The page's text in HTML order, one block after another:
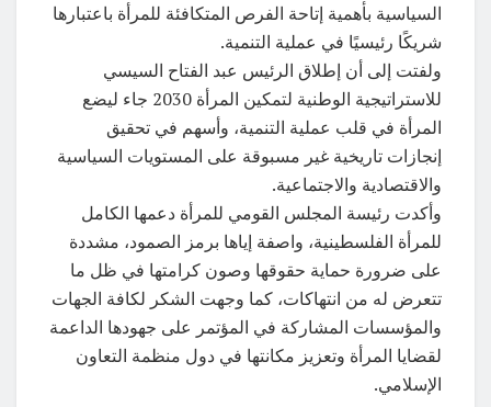
السياسية بأهمية إتاحة الفرص المتكافئة للمرأة باعتبارها
شريكًا رئيسيًا في عملية التنمية.
ولفتت إلى أن إطلاق الرئيس عبد الفتاح السيسي
للاستراتيجية الوطنية لتمكين المرأة 2030 جاء ليضع
المرأة في قلب عملية التنمية، وأسهم في تحقيق
إنجازات تاريخية غير مسبوقة على المستويات السياسية
والاقتصادية والاجتماعية.
وأكدت رئيسة المجلس القومي للمرأة دعمها الكامل
للمرأة الفلسطينية، واصفة إياها برمز الصمود، مشددة
على ضرورة حماية حقوقها وصون كرامتها في ظل ما
تتعرض له من انتهاكات، كما وجهت الشكر لكافة الجهات
والمؤسسات المشاركة في المؤتمر على جهودها الداعمة
لقضايا المرأة وتعزيز مكانتها في دول منظمة التعاون
الإسلامي.